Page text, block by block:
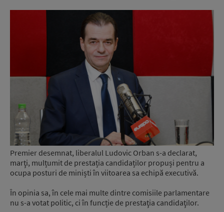
Premier desemnat, liberalul Ludovic Orban s-a declarat,
marţi, mulțumit de prestația candidaților propuși pentru a
ocupa posturi de miniști în viitoarea sa echipă executivă.
În opinia sa, în cele mai multe dintre comisiile parlamentare
nu s-a votat politic, ci în funcție de prestaţia candidaţilor.